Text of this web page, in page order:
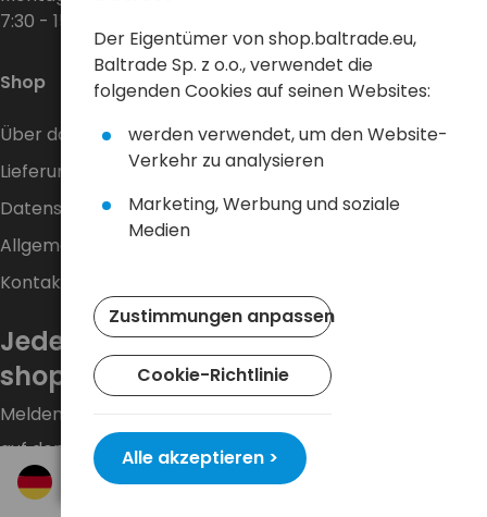
7:30 - 15:30
Shop
Über das Unternehmen
Lieferung
Datenschutzrichtlinie
Allgemeine Geschäftsbedingungen
Kontakt
Jede Woche neue Aktionen bei
shop.baltrade.eu!
Melden Sie sich für den Newsletter an und bleiben Sie
auf dem Laufenden.
Der Eigentümer von shop.baltrade.eu,
Baltrade Sp. z o.o., verwendet die
folgenden Cookies auf seinen Websites:
werden verwendet, um den Website-
Verkehr zu analysieren
Marketing, Werbung und soziale
Medien
Zustimmungen anpassen
Cookie-Richtlinie
Alle akzeptieren >